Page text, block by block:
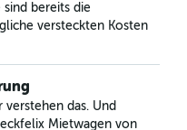
sind bereits die
versteckten Kosten
verstehen das. Und
Mietwagen von